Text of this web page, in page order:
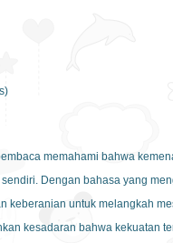
memahami bahwa
Dengan bahasa yang
keberanian untuk melangkah
kesadaran bahwa kekuatan